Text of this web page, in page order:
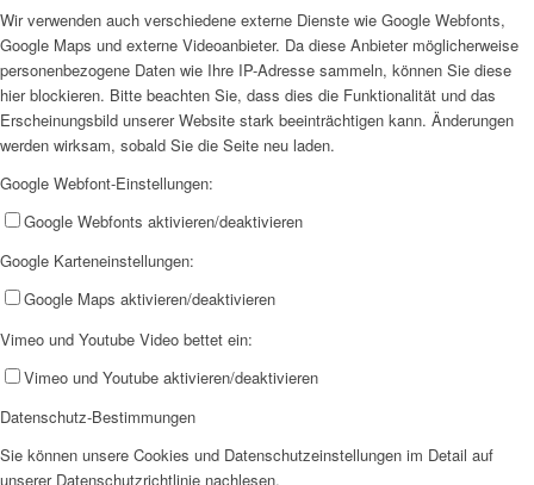
– die Termine
Wir verwenden auch verschiedene externe Dienste wie Google Webfonts,
Google Maps und externe Videoanbieter. Da diese Anbieter möglicherweise
personenbezogene Daten wie Ihre IP-Adresse sammeln, können Sie diese
hier blockieren. Bitte beachten Sie, dass dies die Funktionalität und das
Erscheinungsbild unserer Website stark beeinträchtigen kann. Änderungen
werden wirksam, sobald Sie die Seite neu laden.
Google Webfont-Einstellungen:
Google Webfonts aktivieren/deaktivieren
Google Karteneinstellungen:
Google Maps aktivieren/deaktivieren
Vimeo und Youtube Video bettet ein:
Vimeo und Youtube aktivieren/deaktivieren
Datenschutz-Bestimmungen
Sie können unsere Cookies und Datenschutzeinstellungen im Detail auf
unserer Datenschutzrichtlinie nachlesen.